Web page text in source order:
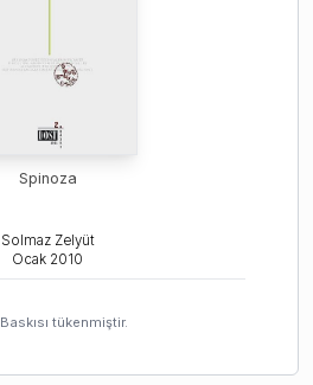
Spinoza
Solmaz Zelyüt
Ocak 2010
Baskısı tükenmiştir.